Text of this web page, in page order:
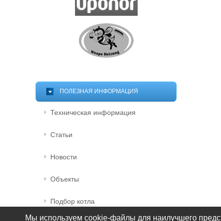
ПОЛЕЗНАЯ ИНФОРМАЦИЯ
Техническая информация
Статьи
Новости
Объекты
Подбор котла
Мы используем cookie-файлы для наилучшего